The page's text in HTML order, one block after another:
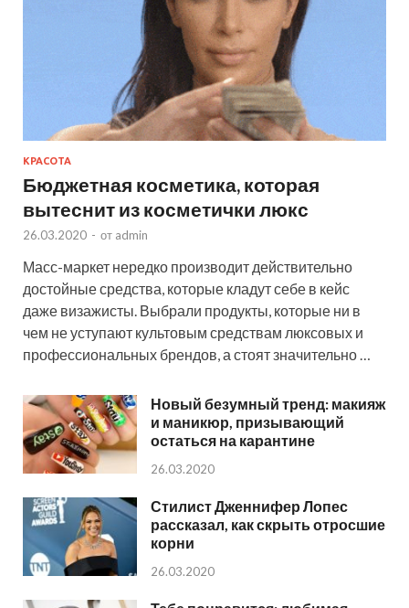
КРАСОТА
Бюджетная косметика, которая
вытеснит из косметички люкс
26.03.2020 - от admin
Масс-маркет нередко производит действительно
достойные средства, которые кладут себе в кейс
даже визажисты. Выбрали продукты, которые ни в
чем не уступают культовым средствам люксовых и
профессиональных брендов, а стоят значительно …
Новый безумный тренд: макияж
и маникюр, призывающий
остаться на карантине
26.03.2020
Стилист Дженнифер Лопес
рассказал, как скрыть отросшие
корни
26.03.2020